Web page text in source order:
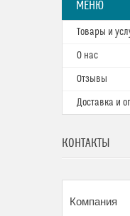
Товары и
О нас
Отзывы
Доставка и
КОНТАКТЫ